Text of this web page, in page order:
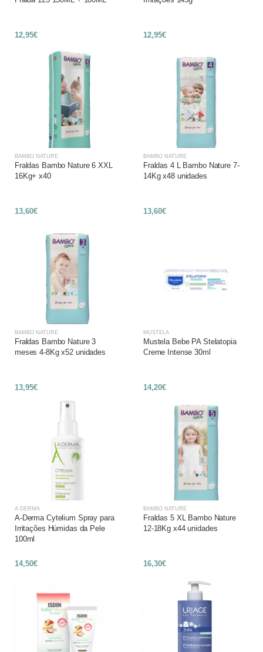
12,95€ 12,95€
BAMBO NATURE
Fraldas Bambo Nature 6 XXL
16Kg+ x40
13,60€
BAMBO NATURE
Fraldas 4 L Bambo Nature 7-
14Kg x48 unidades
13,60€
BAMBO NATURE
Fraldas Bambo Nature 3
meses 4-8Kg x52 unidades
13,95€
MUSTELA
Mustela Bebe PA Stelatopia
Creme Intense 30ml
14,20€
A-DERMA
A-Derma Cytelium Spray para
Irritações Húmidas da Pele
100ml
14,50€
BAMBO NATURE
Fraldas 5 XL Bambo Nature
12-18Kg x44 unidades
16,30€